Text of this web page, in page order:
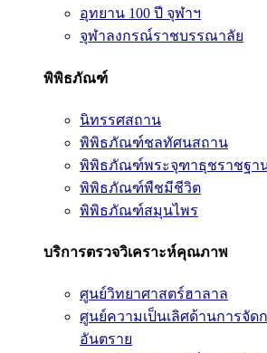
อุทยาน 100 ปี จุฬาฯ
จุฬาลงกรณ์ราชบรรณาลัย
พิพิธภัณฑ์
นิทรรศสถาน
พิพิธภัณฑ์ชลทัศนสถาน
พิพิธภัณฑ์พระจุฑาธุชราชฐา
พิพิธภัณฑ์พืชมีชีวิต
พิพิธภัณฑ์สมุนไพร
บริการตรวจวิเคราะห์คุณภาพ
ศูนย์วิทยาศาสตร์ฮาลาล
ศูนย์ความเป็นเลิศด้านการจัด
อันตราย